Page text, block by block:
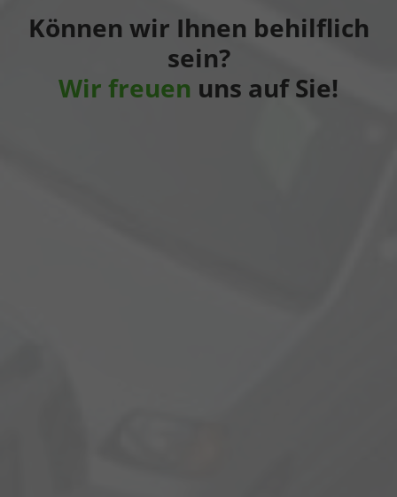
Können wir Ihnen behilflich
sein?
Wir freuen uns auf Sie!